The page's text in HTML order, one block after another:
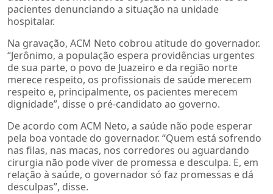
pacientes denunciando a situação na unidade
hospitalar.
Na gravação, ACM Neto cobrou atitude do governador.
“Jerônimo, a população espera providências urgentes
de sua parte, o povo de Juazeiro e da região norte
merece respeito, os profissionais de saúde merecem
respeito e, principalmente, os pacientes merecem
dignidade”, disse o pré-candidato ao governo.
De acordo com ACM Neto, a saúde não pode esperar
pela boa vontade do governador. “Quem está sofrendo
nas filas, nas macas, nos corredores ou aguardando
cirurgia não pode viver de promessa e desculpa. E, em
relação à saúde, o governador só faz promessas e dá
desculpas”, disse.